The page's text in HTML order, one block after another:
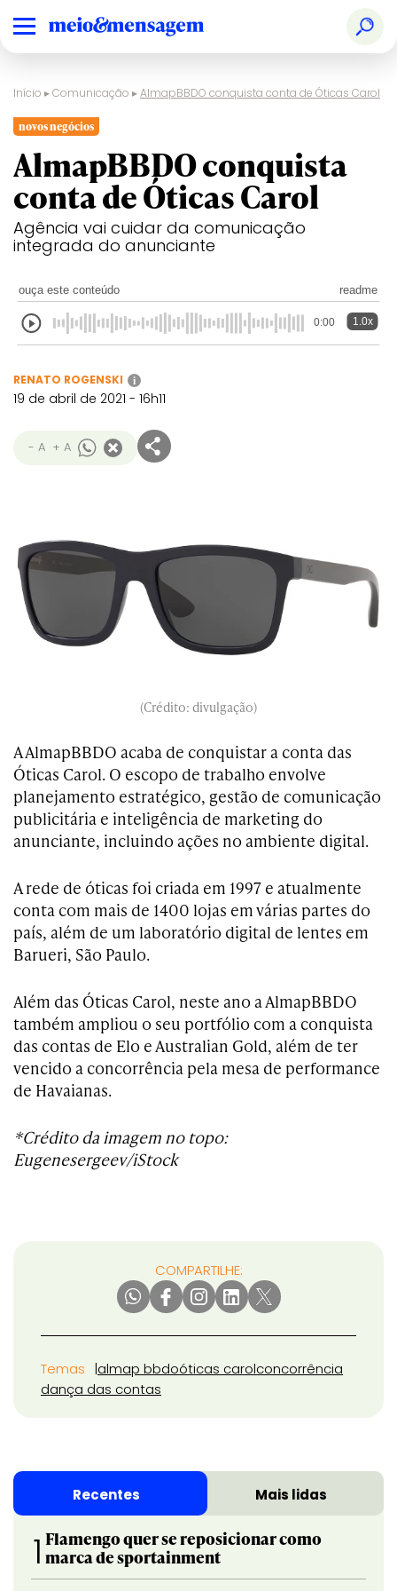
Início ▸Comunicação ▸AlmapBBDO conquista conta de Óticas Carol
novos negócios
AlmapBBDO conquista
conta de Óticas Carol
Agência vai cuidar da comunicação
integrada do anunciante
ouça este conteúdo readme
0:00 1.0x
RENATO ROGENSKI i
19 de abril de 2021 - 16h11
- A + A
(Crédito: divulgação)
A AlmapBBDO acaba de conquistar a conta das
Óticas Carol. O escopo de trabalho envolve
planejamento estratégico, gestão de comunicação
publicitária e inteligência de marketing do
anunciante, incluindo ações no ambiente digital.
A rede de óticas foi criada em 1997 e atualmente
conta com mais de 1400 lojas em várias partes do
país, além de um laboratório digital de lentes em
Barueri, São Paulo.
Além das Óticas Carol, neste ano a AlmapBBDO
também ampliou o seu portfólio com a conquista
das contas de Elo e Australian Gold, além de ter
vencido a concorrência pela mesa de performance
de Havaianas.
*Crédito da imagem no topo:
Eugenesergeev/iStock
COMPARTILHE:
Temas almap bbdoóticas carolconcorrência
dança das contas
Recentes Mais lidas
1 Flamengo quer se reposicionar como
marca de sportainment